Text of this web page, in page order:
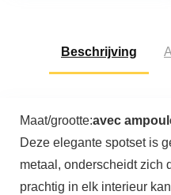
Beschrijving
Maat/grootte:avec
Deze elegante spotset is
metaal, onderscheidt zich
prachtig in elk interieur